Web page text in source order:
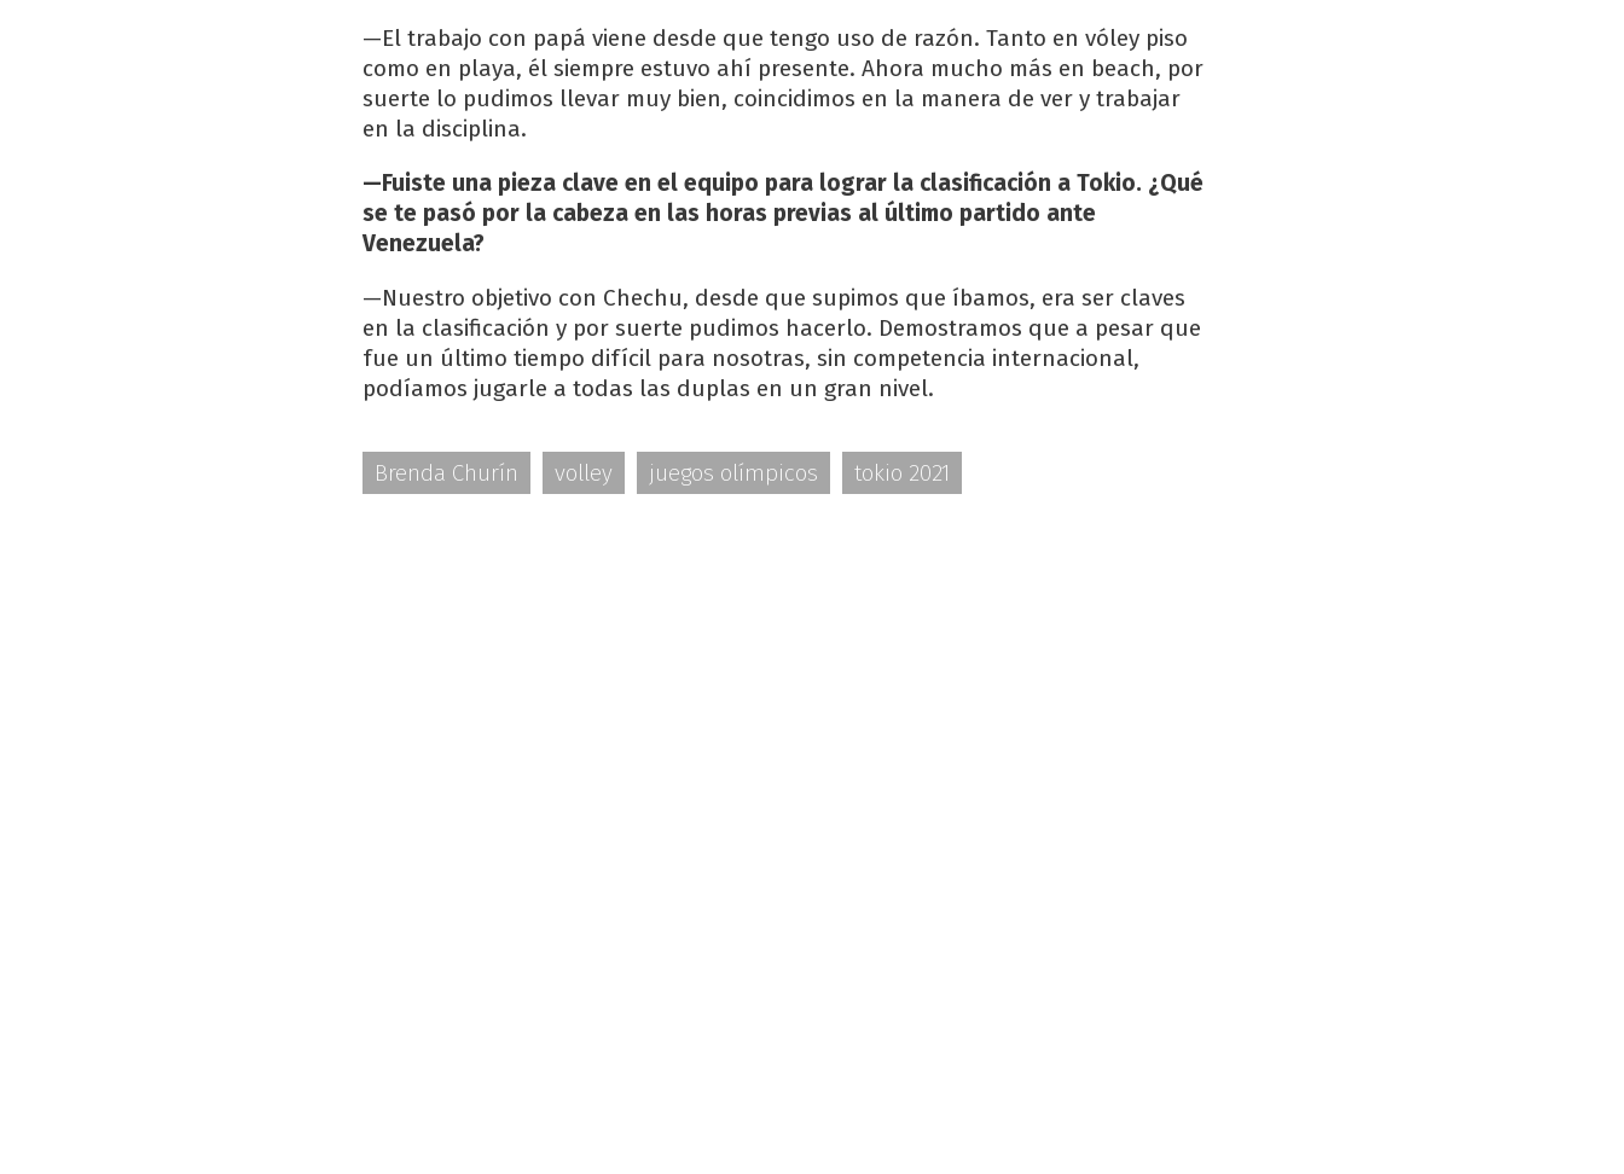
—El trabajo con papá viene desde que tengo uso de razón. Tanto en vóley piso
como en playa, él siempre estuvo ahí presente. Ahora mucho más en beach, por
suerte lo pudimos llevar muy bien, coincidimos en la manera de ver y trabajar
en la disciplina.
—Fuiste una pieza clave en el equipo para lograr la clasificación a Tokio. ¿Qué
se te pasó por la cabeza en las horas previas al último partido ante
Venezuela?
—Nuestro objetivo con Chechu, desde que supimos que íbamos, era ser claves
en la clasificación y por suerte pudimos hacerlo. Demostramos que a pesar que
fue un último tiempo difícil para nosotras, sin competencia internacional,
podíamos jugarle a todas las duplas en un gran nivel.
Brenda Churín volley juegos olímpicos tokio 2021